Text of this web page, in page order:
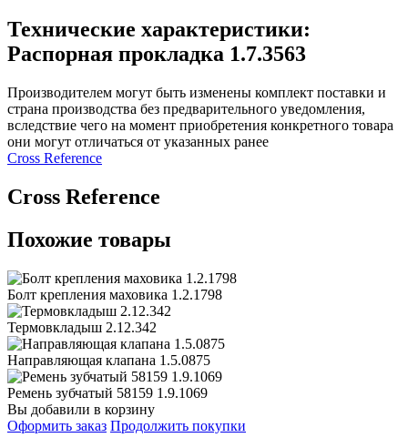
Технические характеристики:
Распорная прокладка 1.7.3563
Производителем могут быть изменены комплект поставки и
страна производства без предварительного уведомления,
вследствие чего на момент приобретения конкретного товара
они могут отличаться от указанных ранее
Сross Reference
Сross Reference
Похожие товары
Болт крепления маховика 1.2.1798
Термовкладыш 2.12.342
Направляющая клапана 1.5.0875
Ремень зубчатый 58159 1.9.1069
Вы добавили в корзину
Оформить заказ Продолжить покупки